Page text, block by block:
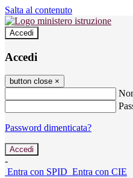
Salta al contenuto
Accedi
Accedi
button close ×
Password dimenticata?
-
Entra con SPID Entra con CIE